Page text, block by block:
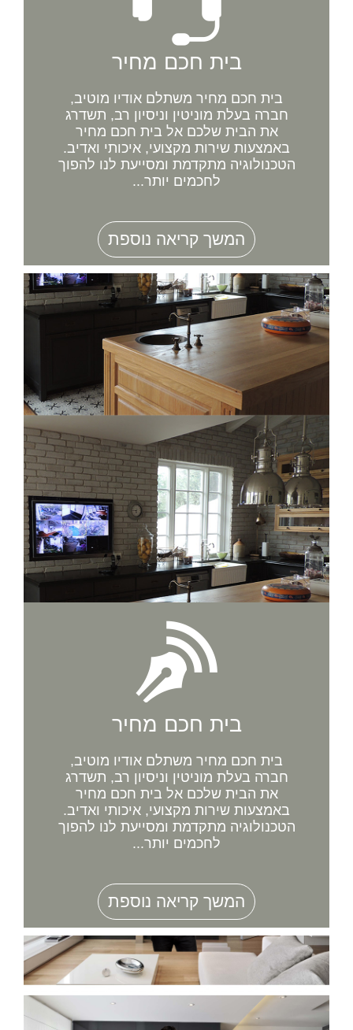
בית חכם מחיר
בית חכם מחיר משתלם אודיו מוטיב,
חברה בעלת מוניטין וניסיון רב, תשדרג
את הבית שלכם אל בית חכם מחיר
באמצעות שירות מקצועי, איכותי ואדיב.
הטכנולוגיה מתקדמת ומסייעת לנו להפוך
לחכמים יותר...
המשך קריאה נוספת
בית חכם מחיר
בית חכם מחיר משתלם אודיו מוטיב,
חברה בעלת מוניטין וניסיון רב, תשדרג
את הבית שלכם אל בית חכם מחיר
באמצעות שירות מקצועי, איכותי ואדיב.
הטכנולוגיה מתקדמת ומסייעת לנו להפוך
לחכמים יותר...
המשך קריאה נוספת